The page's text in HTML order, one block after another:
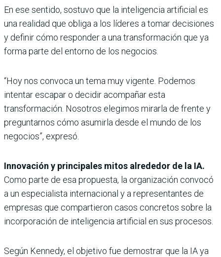
En ese sentido, sostuvo que la inteligencia artificial es
una realidad que obliga a los líderes a tomar decisiones
y definir cómo responder a una transformación que ya
forma parte del entorno de los negocios.
“Hoy nos convoca un tema muy vigente. Podemos
intentar escapar o decidir acompañar esta
transformación. Nosotros elegimos mirarla de frente y
preguntarnos cómo asumirla desde el mundo de los
negocios”, expresó.
Innovación y principales mitos alrededor de la IA.
Como parte de esa propuesta, la organización convocó
a un especialista internacional y a representantes de
empresas que compartieron casos concretos sobre la
incorporación de inteligencia artificial en sus procesos.
Según Kennedy, el objetivo fue demostrar que la IA ya